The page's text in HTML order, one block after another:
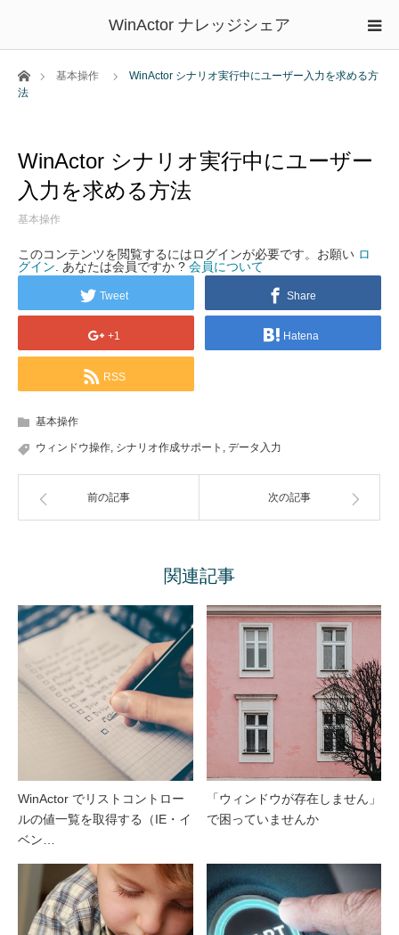
WinActor ナレッジシェア
ホーム基本操作
WinActor シナリオ実行中にユーザー入力を求める方
法
WinActor シナリオ実行中にユーザー
入力を求める方法
基本操作
このコンテンツを閲覧するにはログインが必要です。お願い ロ
グイン . あなたは会員ですか ? 会員について
Tweet Share
+1 Hatena
RSS
基本操作
ウィンドウ操作, シナリオ作成サポート , データ入力
前の記事 次の記事
関連記事
WinActor でリストコントロー
ルの値一覧を取得する（IE・イ
ベン…
「ウィンドウが存在しません」
で困っていませんか